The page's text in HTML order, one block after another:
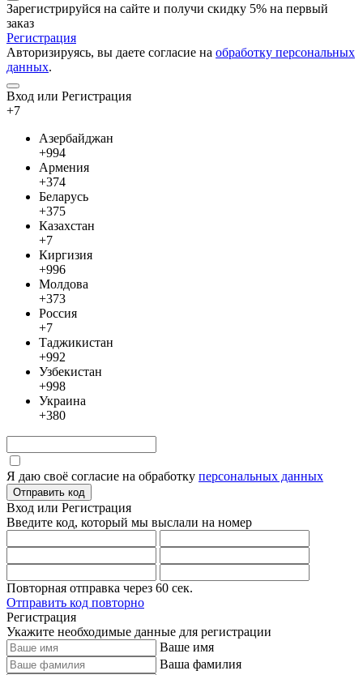
Зарегистрируйся на сайте и получи скидку 5% на первый
заказ
Регистрация
Авторизируясь, вы даете согласие на обработку персональных
данных.
Вход или Регистрация
+7
Азербайджан
+994
Армения
+374
Беларусь
+375
Казахстан
+7
Киргизия
+996
Молдова
+373
Россия
+7
Таджикистан
+992
Узбекистан
+998
Украина
+380
Я даю своё согласие на обработку персональных данных
Отправить код
Вход или Регистрация
Введите код, который мы выслали на номер
Повторная отправка через 60 сек.
Отправить код повторно
Регистрация
Укажите необходимые данные для регистрации
Ваше имя
Ваша фамилия